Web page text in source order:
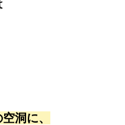
洞に、